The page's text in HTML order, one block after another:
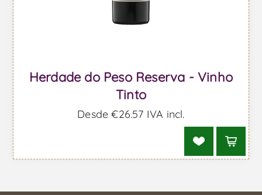
Herdade do Peso Reserva - Vinho
Tinto
Desde €26,57 IVA incl.